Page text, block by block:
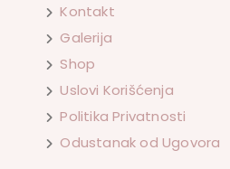
Kontakt
Galerija
Shop
Uslovi Korišćenja
Politika Privatnosti
Odustanak od Ugovora